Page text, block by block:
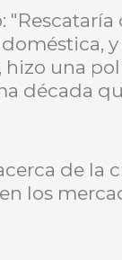
una
década
de la
los